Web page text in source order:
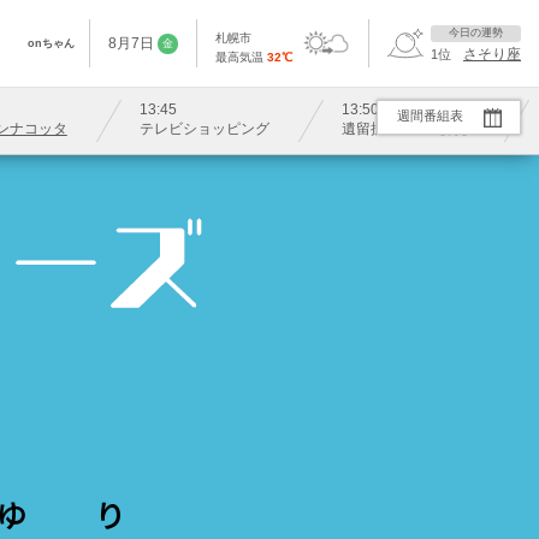
onちゃん 8 月 7 日 金
札幌市
最高気温 32℃
今日の運勢
1位 さそり座
ナコッタ
13:45
テレビショッピング
13:50 字
遺留捜査 ＃４【再】
週間番組表
り